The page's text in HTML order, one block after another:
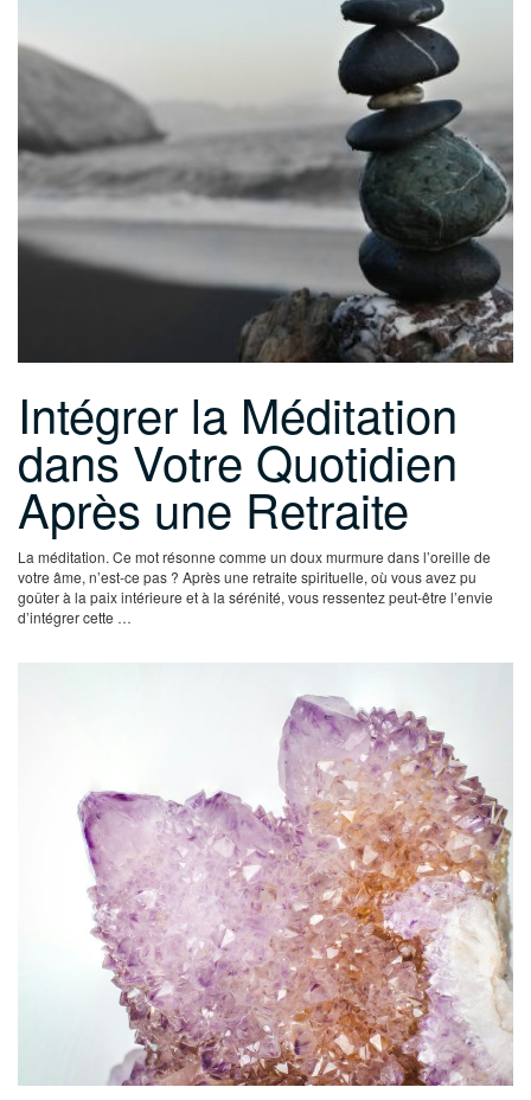
Intégrer la Méditation
dans Votre Quotidien
Après une Retraite
La méditation. Ce mot résonne comme un doux murmure dans l’oreille de
votre âme, n’est-ce pas ? Après une retraite spirituelle, où vous avez pu
goûter à la paix intérieure et à la sérénité, vous ressentez peut-être l’envie
d’intégrer cette …